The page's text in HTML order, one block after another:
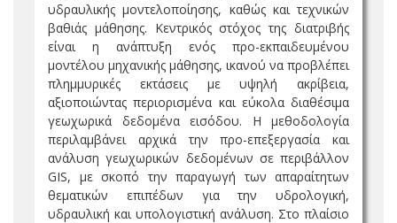
υδραυλικής μοντελοποίησης, καθώς και τεχνικών
βαθιάς μάθησης. Κεντρικός στόχος της διατριβής
είναι η ανάπτυξη ενός προ-εκπαιδευμένου
μοντέλου μηχανικής μάθησης, ικανού να προβλέπει
πλημμυρικές εκτάσεις με υψηλή ακρίβεια,
αξιοποιώντας περιορισμένα και εύκολα διαθέσιμα
γεωχωρικά δεδομένα εισόδου. Η μεθοδολογία
περιλαμβάνει αρχικά την προ-επεξεργασία και
ανάλυση γεωχωρικών δεδομένων σε περιβάλλον
GIS, με σκοπό την παραγωγή των απαραίτητων
θεματικών επιπέδων για την υδρολογική,
υδραυλική και υπολογιστική ανάλυση. Στο πλαίσιο